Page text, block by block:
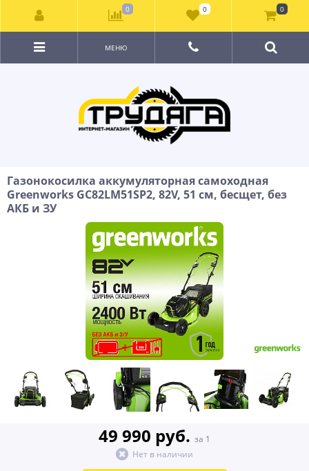
МЕНЮ
Газонокосилка аккумуляторная самоходная
Greenworks GC82LM51SP2, 82V, 51 см, бесщет, без
АКБ и ЗУ
49 990 руб. за 1
Нет в наличии
0 0 0